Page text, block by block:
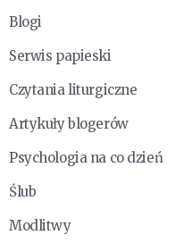
Blogi
Serwis papieski
Czytania liturgiczne
Artykuły blogerów
Psychologia na co dzień
Ślub
Modlitwy